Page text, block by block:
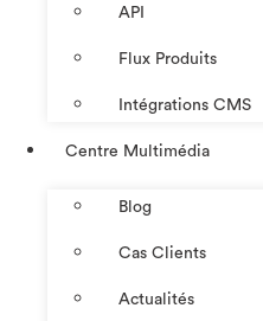
API
Flux Produits
Intégrations CMS
Centre Multimédia
Blog
Cas Clients
Actualités